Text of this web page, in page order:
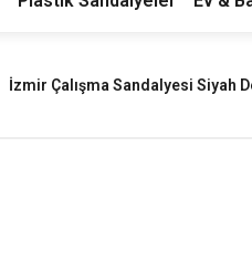
İzmir Çalışma Sandalyesi Siyah